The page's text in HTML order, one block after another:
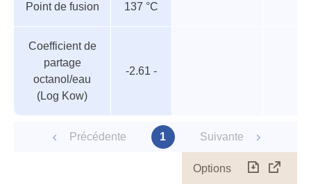
Point de fusion 137 °C
Coefficient de
partage
octanol/eau
(Log Kow)
-2.61 -
Précédente 1 Suivante
Options